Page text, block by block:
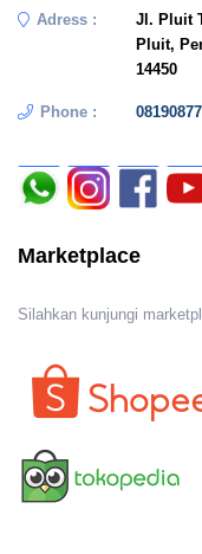
Adress :
Jl. Pluit
Pluit,
14450
Phone :
Marketplace
Silahkan kunjungi